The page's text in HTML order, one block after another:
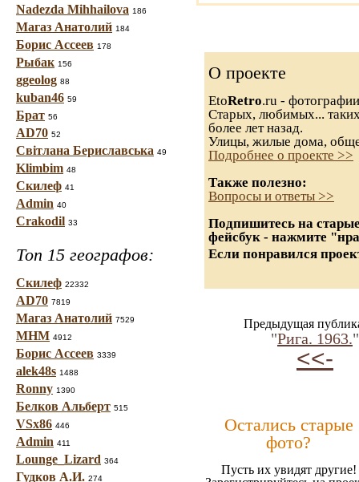
Nadezda Mihhailova 186
Магаз Анатолий 184
Борис Ассеев 178
Рыбак 156
ggeolog 88
kuban46 59
Брат 56
AD70 52
Світлана Бериславська 49
Klimbim 48
Скилеф 41
Admin 40
Crakodil 33
Топ 15 географов:
Скилеф 22332
AD70 7819
Магаз Анатолий 7529
МНМ 4912
Борис Ассеев 3339
alek48s 1488
Ronny 1390
Белков Альберт 515
VSx86 446
Admin 411
Lounge_Lizard 364
Гудков А.И. 274
О проекте
EtoRetro.ru -
Старых, любимых...
более лет назад.
Улицы, жилые дома,
Подробнее о проекте >>
Также полезно:
Вопросы и ответы >>
Подпишитесь на
фейсбук - нажмите
Если понравился
Предыдущая
"Рига. 1963."
<<-
Остались старые
фото?
Пусть их увидят другие!